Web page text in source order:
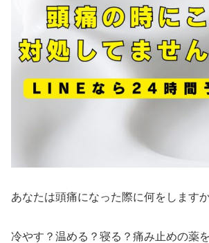
あなたは頭痛になった際に何をします
冷やす？温める？寝る？痛み止めの薬